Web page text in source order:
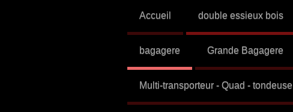
Accueil double essieux bois
bagagere Grande Bagagere
Multi-transporteur - Quad - tondeuse